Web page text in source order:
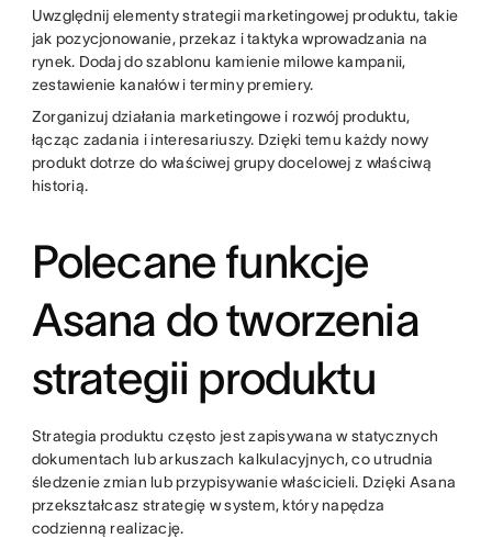
Uwzględnij elementy strategii marketingowej produktu, takie
jak pozycjonowanie, przekaz i taktyka wprowadzania na
rynek. Dodaj do szablonu kamienie milowe kampanii,
zestawienie kanałów i terminy premiery.
Zorganizuj działania marketingowe i rozwój produktu,
łącząc zadania i interesariuszy. Dzięki temu każdy nowy
produkt dotrze do właściwej grupy docelowej z właściwą
historią.
Polecane funkcje
Asana do tworzenia
strategii produktu
Strategia produktu często jest zapisywana w statycznych
dokumentach lub arkuszach kalkulacyjnych, co utrudnia
śledzenie zmian lub przypisywanie właścicieli. Dzięki Asana
przekształcasz strategię w system, który napędza
codzienną realizację.